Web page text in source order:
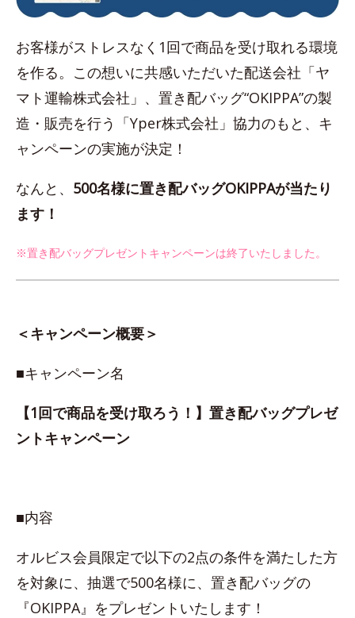
お客様がストレスなく1回で商品を受け取れる環境
を作る。この想いに共感いただいた配送会社「ヤ
マト運輸株式会社」、置き配バッグ“OKIPPA”の製
造・販売を行う「Yper株式会社」協力のもと、キ
ャンペーンの実施が決定！
なんと、 500名様に置き配バッグOKIPPAが当たり
ます！
※置き配バッグプレゼントキャンペーンは終了いたしました。
＜キャンペーン概要＞
■キャンペーン名
【1回で商品を受け取ろう！】置き配バッグプレゼ
ントキャンペーン
■内容
オルビス会員限定で以下の2点の条件を満たした方
を対象に、抽選で500名様に、置き配バッグの
『OKIPPA』をプレゼントいたします！